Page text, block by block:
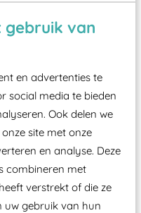
gebruik van
en advertenties te
social media te bieden
Ook delen we
site met onze
en analyse. Deze
combineren met
verstrekt of die ze
uw gebruik van hun
meter een speciale
verplicht is
of boomschors?
ruimte voorzien
-plaatje en
een Nederlands
laten keuren zodat
Attractie- en